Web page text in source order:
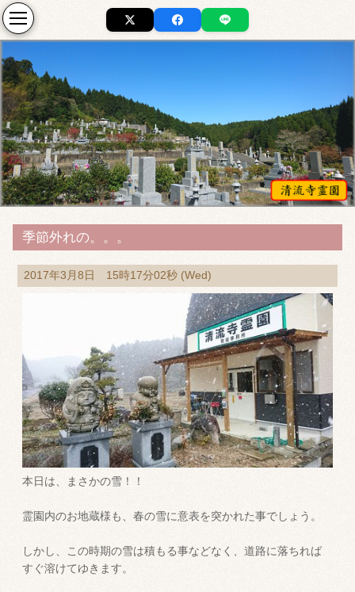
季節外れの。。。
2017年3月8日 15時17分02秒 (Wed)
本日は、まさかの雪！！
霊園内のお地蔵様も、春の雪に意表を突かれた事でしょう。
しかし、この時期の雪は積もる事などなく、道路に落ちれば
すぐ溶けてゆきます。